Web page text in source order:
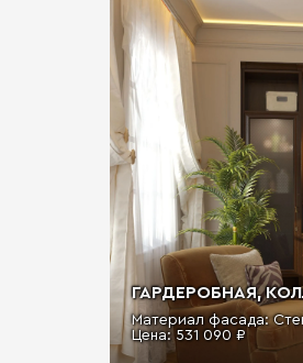
ГАРДЕРОБНАЯ,
Материал фасада:
Цена:531 090 ₽